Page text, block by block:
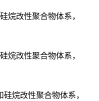
烷改性聚合物体系，
烷改性聚合物体系，
烷改性聚合物体系，